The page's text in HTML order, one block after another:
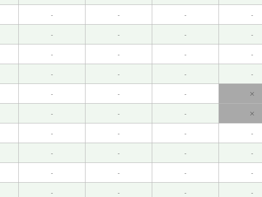
。 这节课上很有趣能听到旅行的故事。 老师去过日本各种各样的地方，
がとうございました。先生とのレッスンをお休みしている間も勉強を毎
たくさん質問しようと思います。また明日からよろしくお願いします。
食物什么都好吃。生活环境也不错，交通方便，我欢迎来你九州旅游！下
た。今日は先生とHSK４級のテキストをやりました。語句の並べ替え問
やすいです。ありがとうございます。来週もよろしくおねがいします。
- - - -
- - - -
- - - -
- - - -
- - - ×
- - - ×
- - - -
- - - -
- - - -
- - - -